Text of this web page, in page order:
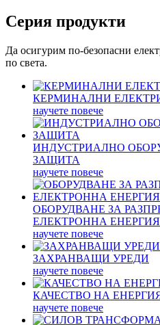
Серия продукти
Да осигурим по-безопасни
по света.
КЕРМИНАЛНИ
научете повече
ИНДУСТРИАЛНО
ЗАЩИТА
научете повече
ОБОРУДВАНЕ ЗА
ЕЛЕКТРОННА ЕНЕРГИЯ
научете повече
ЗАХРАНВАЩИ УРЕДИ
научете повече
КАЧЕСТВО НА
научете повече